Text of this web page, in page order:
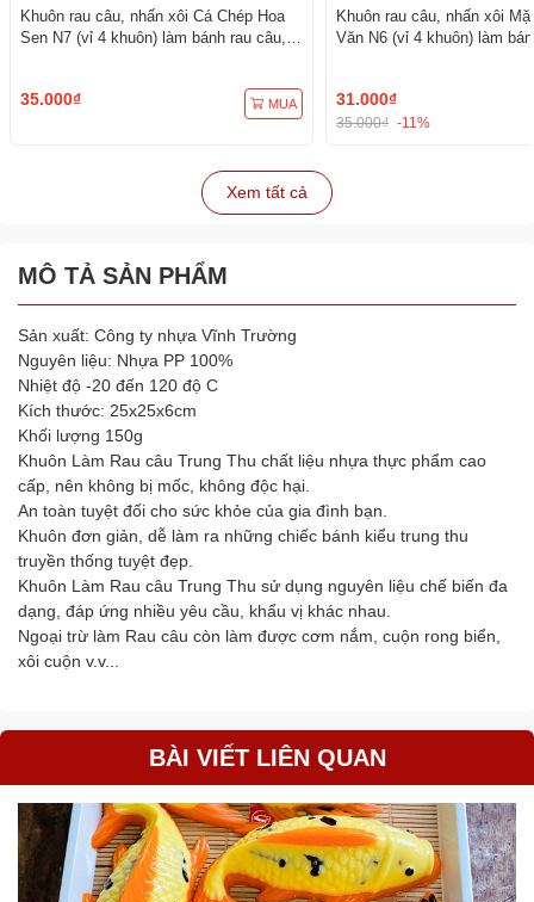
Khuôn rau câu, nhấn xôi Cá Chép Hoa
Sen N7 (vỉ 4 khuôn) làm bánh rau câu,
35.000₫ MUA
Khuôn rau câu, nhấn xôi
Văn N6 (vỉ 4 khuôn) làm
31.000₫
35.000₫ -11%
Xem tất cả
MÔ TẢ SẢN PHẨM
Sản xuất: Công ty nhựa Vĩnh Trường
Nguyên liệu: Nhựa PP 100%
Nhiệt độ -20 đến 120 độ C
Kích thước: 25x25x6cm
Khối lượng 150g
Khuôn Làm Rau câu Trung Thu chất liệu nhựa thực phẩm cao
cấp, nên không bị mốc, không độc hại.
An toàn tuyệt đối cho sức khỏe của gia đình bạn.
Khuôn đơn giản, dễ làm ra những chiếc bánh kiểu trung thu
truyền thống tuyệt đẹp.
Khuôn Làm Rau câu Trung Thu sử dụng nguyên liệu chế biến đa
dạng, đáp ứng nhiều yêu cầu, khẩu vị khác nhau.
Ngoại trừ làm Rau câu còn làm được cơm nắm, cuộn rong biển,
xôi cuộn v.v...
BÀI VIẾT LIÊN QUAN